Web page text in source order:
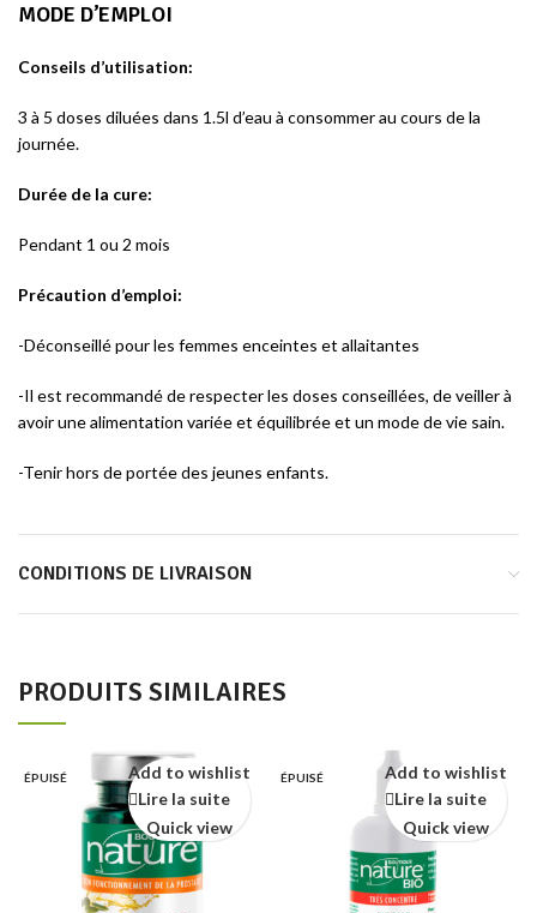
MODE D’EMPLOI
Conseils d’utilisation:
3 à 5 doses diluées dans 1.5l d’eau à consommer au cours de la
journée.
Durée de la cure:
Pendant 1 ou 2 mois
Précaution d’emploi:
-Déconseillé pour les femmes enceintes et allaitantes
-Il est recommandé de respecter les doses conseillées, de veiller à
avoir une alimentation variée et équilibrée et un mode de vie sain.
-Tenir hors de portée des jeunes enfants.
CONDITIONS DE LIVRAISON
PRODUITS SIMILAIRES
ÉPUISÉ
Add to wishlist
Lire la suite
Quick view
ÉPUISÉ
Add to wishlist
Lire la suite
Quick view